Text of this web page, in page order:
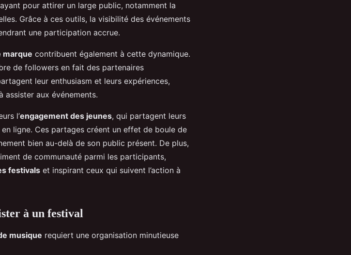
pour attirer un large public, notamment la
Grâce à ces outils, la visibilité des événements
une participation accrue.
marque contribuent également à cette dynamique.
de followers en fait des partenaires
leur enthusiasm et leurs expériences,
assister aux événements.
l’engagement des jeunes, qui partagent leurs
ligne. Ces partages créent un effet de boule de
bien au-delà de son public présent. De plus,
de communauté parmi les participants,
festivals et inspirant ceux qui suivent l’action à
à un festival
musique requiert une organisation minutieuse